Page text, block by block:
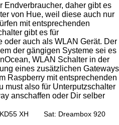
Endverbraucher, daher gibt es
von Hue, weil diese auch nur
mit entsprechenden
gibt es für
oder auch als WLAN Gerät. Der
der gängigen Systeme sei es
WLAN Schalter in der
eines zusätzlichen Gateways
Raspberry mit entsprechenden
must also für Unterputzschalter
anschaffen oder Dir selber
XH
Sat: Dreambox 920